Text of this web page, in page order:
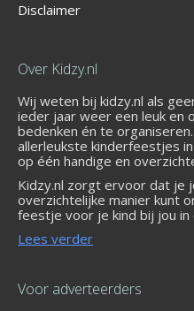
Disclaimer
Over Kidzy.nl
Wij weten bij kidzy.nl als
ieder jaar weer een leuk en
bedenken én te
allerleukste kinderfeestjes
op één handige en
Kidzy.nl zorgt ervoor dat je
overzichtelijke manier kunt
feestje voor je kind bij jou in
Lees verder
Voor adverteerders